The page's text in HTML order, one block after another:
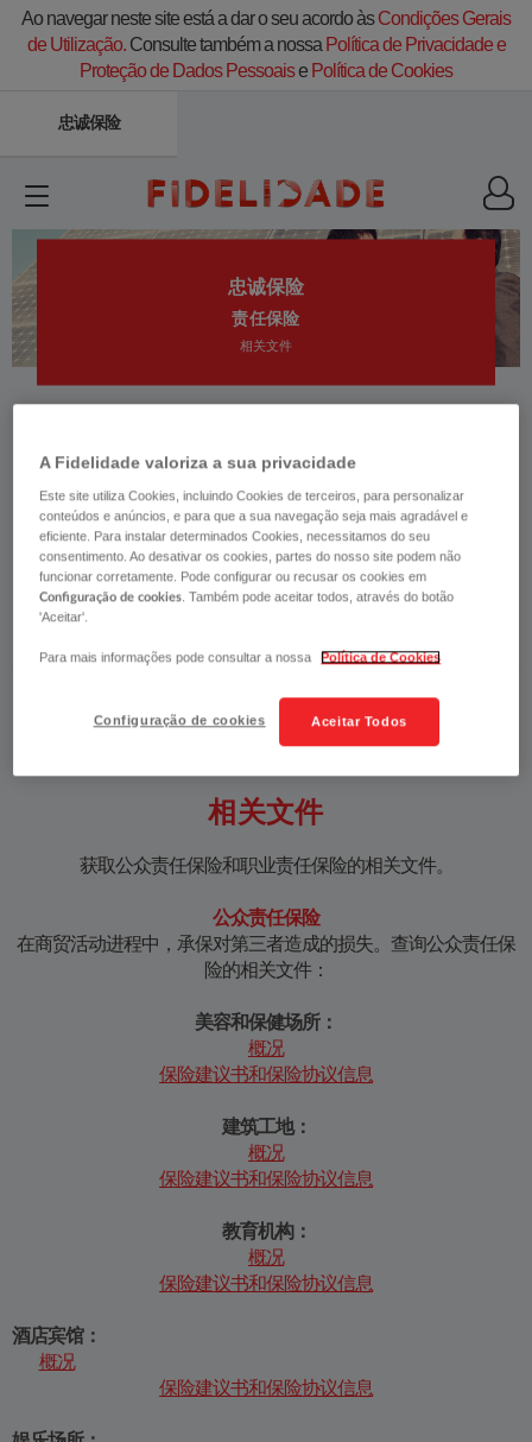
Ao navegar neste site está a dar o seu acordo àsCondições Gerais
de Utilização.Consulte também a nossa Política de Privacidade e
Proteção de Dados Pessoaise Política de Cookies
忠诚保险
忠诚保险
责任保险
相关文件
​在被保险人职责范围内，我们的责任保险产品
承保对第三者造成的意外损失。
有助于稳步开展公司业务，发展企业个性、提升竞争力；一
张保单轻松承保多种责任风险；将部分经营风险转移给保险
相关文件
​获取公众责任保险和职业责任保险的相关文件。
公众责任保险
在商贸活动进程中，承保对第三者造成的损失。查询公众责任保
险的相关文件：
美容和保健场所：
概况
保险建议书和保险协议信息
建筑工地：
概况
保险建议书和保险协议信息
教育机构：
概况
保险建议书和保险协议信息
酒店宾馆：
概况
保险建议书和保险协议信息
A Fidelidade valoriza a sua privacidade
Este site utiliza Cookies, incluindo Cookies de terceiros, para personalizar
conteúdos e anúncios, e para que a sua navegação seja mais agradável e
eficiente. Para instalar determinados Cookies, necessitamos do seu
consentimento. Ao desativar os cookies, partes do nosso site podem não
funcionar corretamente. Pode configurar ou recusar os cookies em
Configuração de cookies. Também pode aceitar todos, através do botão
'Aceitar'.
Para mais informações pode consultar a nossa Política de Cookies
Aceitar Todos
Configuração de cookies